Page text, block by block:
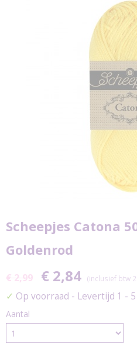
Scheepjes Catona
Goldenrod
€ 2,99 € 2,84 (inclusief btw
✓ Op voorraad - Levertijd 1 -
Aantal